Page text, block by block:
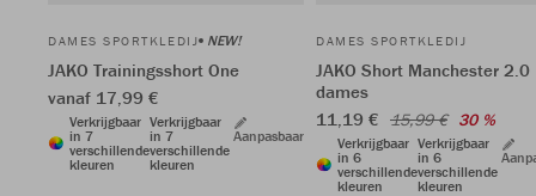
DAMES SPORTKLEDIJ NEW!
JAKO Trainingsshort One
vanaf 17,99 €
Verkrijgbaar
in 7
verschillende
kleuren
Verkrijgbaar
in 7
verschillende
kleuren
Aanpasbaar
DAMES SPORTKLEDIJ
JAKO Short Manchester 2.0
dames
11,19 € 15,99 € 30 %
Verkrijgbaar
in 6
verschillende
kleuren
Verkrijgbaar
in 6
verschillende
kleuren